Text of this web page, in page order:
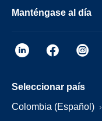
Manténgase al día
Seleccionar país
Colombia (Español)